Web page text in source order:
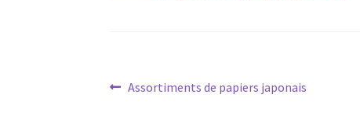
Navigation
Article
Assortiments de papiers japonais